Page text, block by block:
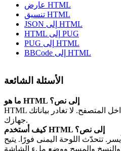
عارض HTML
تنسيق HTML
JSON إلى HTML
HTML إلى PUG
PUG إلى HTML
BBCode إلى HTML
الأسئلة الشائعة
ما هو HTML إلى نص؟
HTML إلى نص أداة مجانية تعمل داخل المتصفح. لا تغادر بياناتك
جهازك.
كيف أستخدم HTML إلى نص؟
تتحدّث اللوحة اليمنى فورًا. يتيح